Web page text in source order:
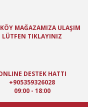
MAĞAZAMIZA ULAŞIM
LÜTFEN TIKLAYINIZ
DESTEK HATTI
+905359326028
09:00 - 18:00